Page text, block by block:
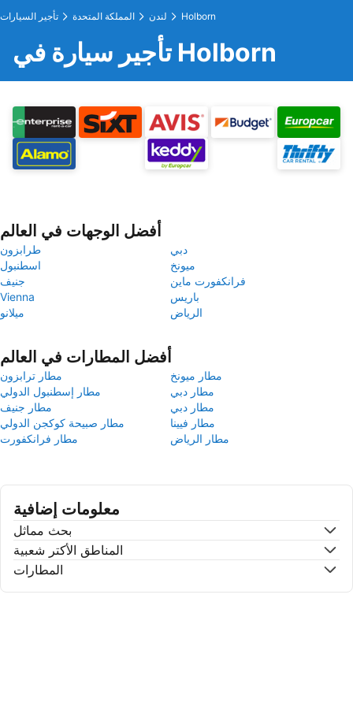
تأجير السيارات المملكة المتحدة لندن Holborn
تأجير سيارة في Holborn
أفضل الوجهات في العالم
طرابزون
دبي
اسطنبول
ميونخ
جنيف
فرانكفورت ماين
Vienna
باريس
ميلانو
الرياض
أفضل المطارات في العالم
مطار ترابزون
مطار ميونخ
مطار إسطنبول الدولي
مطار دبي
مطار جنيف
مطار دبي
مطار صبيحة كوكجن الدولي
مطار فيينا
مطار فرانكفورت
مطار الرياض
معلومات إضافية
بحث مماثل
المناطق الأكتر شعبية
المطارات